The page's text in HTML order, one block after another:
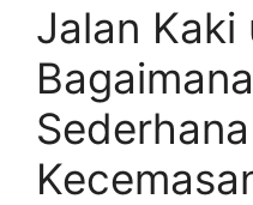
Jalan Kaki